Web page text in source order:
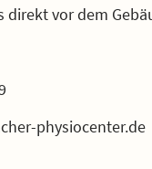
direkt vor dem
physiocenter.de